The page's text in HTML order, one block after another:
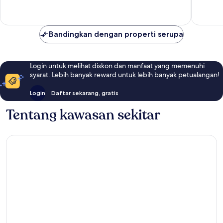
Bandingkan dengan properti serupa
Login untuk melihat diskon dan manfaat yang memenuhi
syarat. Lebih banyak reward untuk lebih banyak petualangan!
Login Daftar sekarang, gratis
Tentang kawasan sekitar